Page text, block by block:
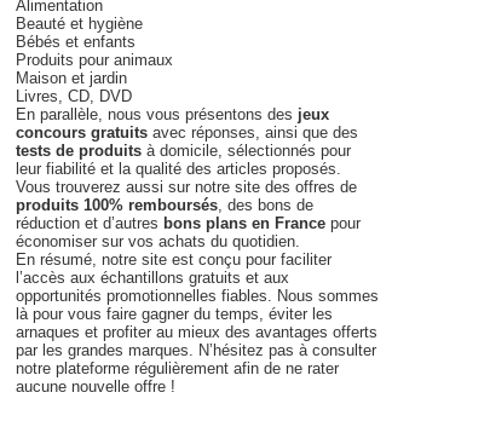
Alimentation
Beauté et hygiène
Bébés et enfants
Produits pour animaux
Maison et jardin
Livres, CD, DVD
En parallèle, nous vous présentons des jeux
concours gratuits avec réponses, ainsi que des
tests de produits à domicile, sélectionnés pour
leur fiabilité et la qualité des articles proposés.
Vous trouverez aussi sur notre site des offres de
produits 100% remboursés, des bons de
réduction et d’autres bons plans en France pour
économiser sur vos achats du quotidien.
En résumé, notre site est conçu pour faciliter
l’accès aux échantillons gratuits et aux
opportunités promotionnelles fiables. Nous sommes
là pour vous faire gagner du temps, éviter les
arnaques et profiter au mieux des avantages offerts
par les grandes marques. N’hésitez pas à consulter
notre plateforme régulièrement afin de ne rater
aucune nouvelle offre !